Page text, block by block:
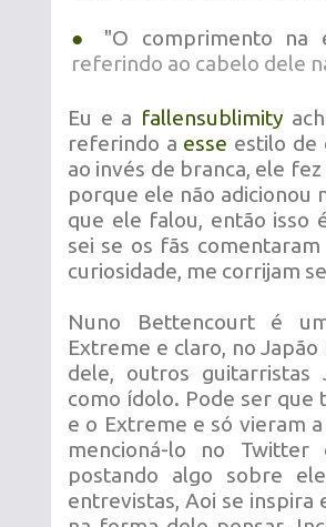
●
"O comprimento na
referindo ao cabelo dele
Eu e a fallensublimity
referindo a esse estilo de
ao invés de branca, ele
porque ele não adicionou
que ele falou, então isso
sei se os fãs
curiosidade, me corrijam
Nuno Bettencourt é
Extreme e claro, no
dele, outros guitarristas
como ídolo. Pode ser que
e o Extreme e só vieram
mencioná-lo no
postando algo sobre
entrevistas, Aoi se inspira